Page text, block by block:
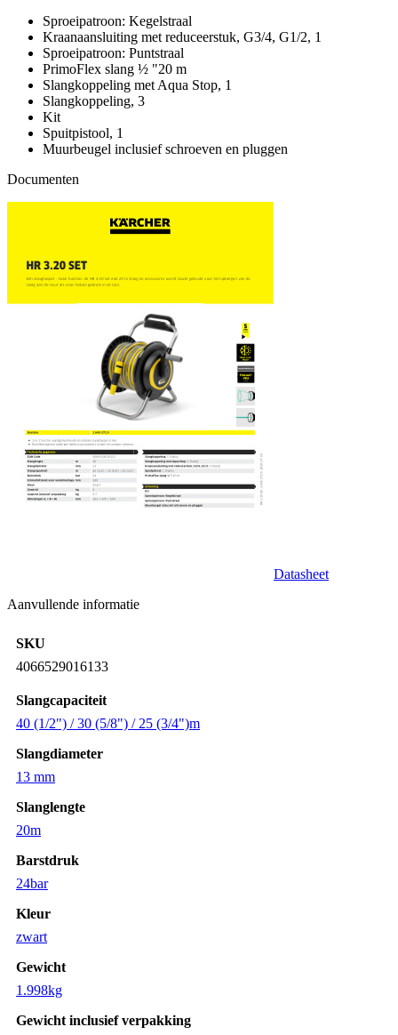
Sproeipatroon: Kegelstraal
Kraanaansluiting met reduceerstuk, G3/4, G1/2, 1
Sproeipatroon: Puntstraal
PrimoFlex slang ½ "20 m
Slangkoppeling met Aqua Stop, 1
Slangkoppeling, 3
Kit
Spuitpistool, 1
Muurbeugel inclusief schroeven en pluggen
Documenten
Datasheet
Aanvullende informatie
SKU
4066529016133
Slangcapaciteit
40 (1/2") / 30 (5/8") / 25 (3/4")m
Slangdiameter
13 mm
Slanglengte
20m
Barstdruk
24bar
Kleur
zwart
Gewicht
1.998kg
Gewicht inclusief verpakking